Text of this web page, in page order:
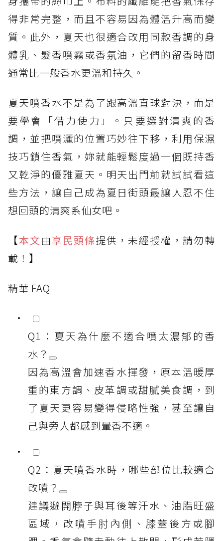
得非常完整，而且不容易因為體溫升高而變
質。此外，夏天也很適合改用同款香調的身
體乳、髮香噴霧或香氛油，它們的留香時間
通常比一般香水更溫和持久。
夏天噴香水不是為了跟高溫直球對決，而是
要學會「借力使力」。只要選對清爽的香
調，並把噴灑的位置巧妙往下移，利用保濕
技巧鎖住香氣，妳就能輕鬆度過一個既持香
又乾淨的優雅夏天。明天出門前就試試看這
些方法，讓自己成為夏日街頭最讓人忍不住
想回頭的清爽系仙女吧。
【本文由享民頭條提供，未經授權，請勿轉
載！】
精華 FAQ
Q1：夏天為什麼不適合噴太濃郁的香
水？
因為高溫會加速香水揮發，原本溫暖厚
重的東方調、皮革調或甜膩美食調，到
了夏天更容易變得侵略性強，甚至讓自
己與旁人都感到暈香不適。
Q2：夏天噴香水時，哪些部位比較適合
改噴？
建議避開脖子與耳後等汗水、油脂旺盛
區域，改噴手肘內側、膝蓋後方或腳